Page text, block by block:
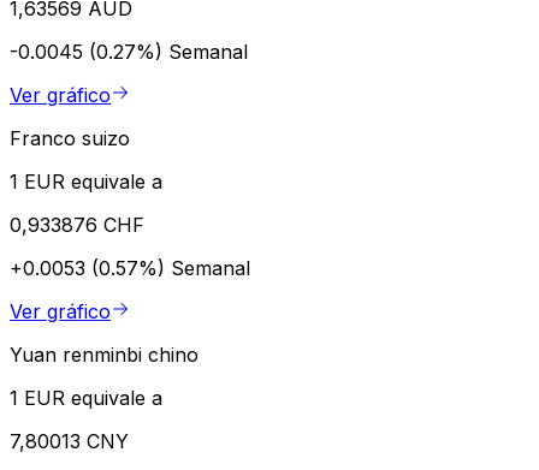
1,63569 AUD
-0.0045 (0.27%) Semanal
Ver gráfico
Franco suizo
1 EUR equivale a
0,933876 CHF
+0.0053 (0.57%) Semanal
Ver gráfico
Yuan renminbi chino
1 EUR equivale a
7,80013 CNY